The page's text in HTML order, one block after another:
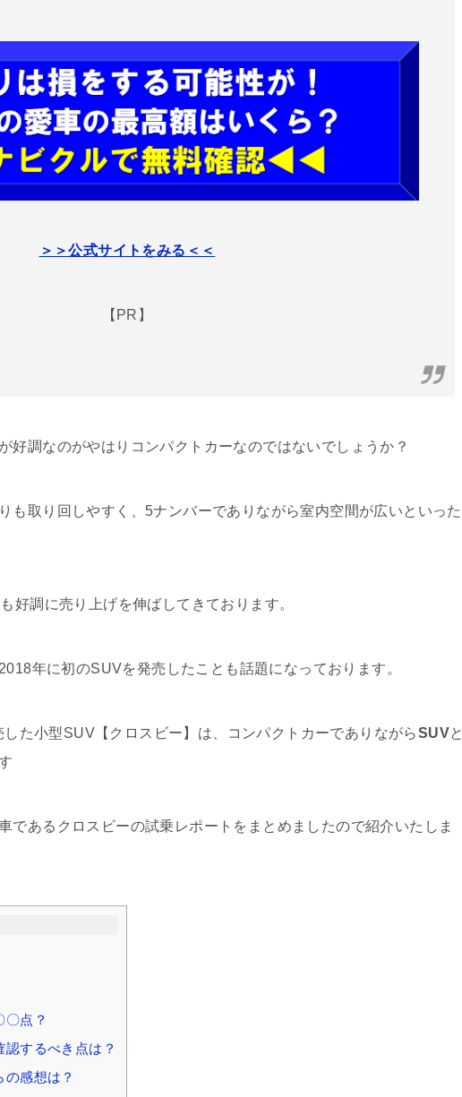
＞＞公式サイトをみる＜＜
【PR】
好調なのがやはりコンパクトカーなのではないでしょうか？
も取り回しやすく、5ナンバーでありながら室内空間が広いといった
好調に売り上げを伸ばしてきております。
年に初のSUVを発売したことも話題になっております。
た小型SUV【クロスビー】は、コンパクトカーでありながらSUVと
であるクロスビーの試乗レポートをまとめましたので紹介いたしま
〇点？
するべき点は？
感想は？